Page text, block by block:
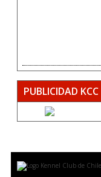
PUBLICIDAD KCC